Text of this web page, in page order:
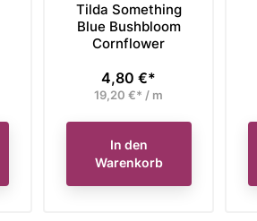
Tilda Something
Blue Bushbloom
Cornflower
Preis
4,80 €*
19,20 €* / m
In den
Warenkorb